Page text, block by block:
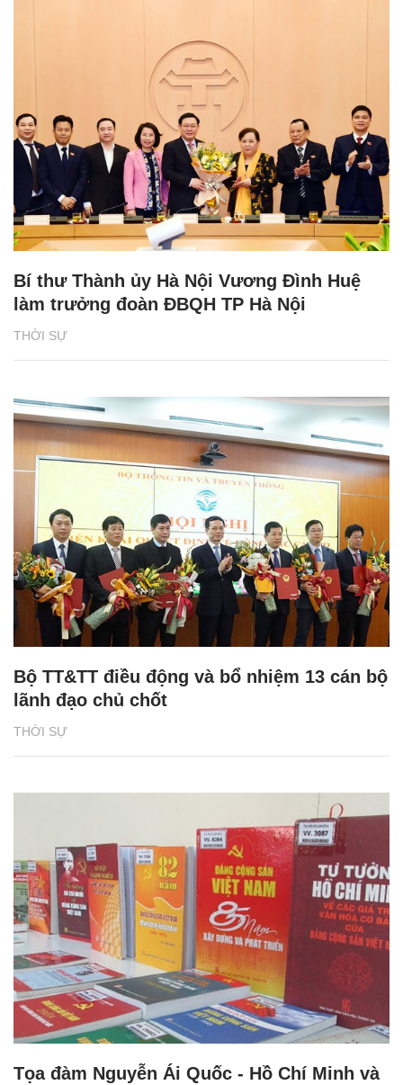
THỜI SỰ
Bí thư Thành ủy Hà Nội Vương Đình Huệ
làm trưởng đoàn ĐBQH TP Hà Nội
THỜI SỰ
Bộ TT&TT điều động và bổ nhiệm 13 cán bộ
lãnh đạo chủ chốt
Tọa đàm Nguyễn Ái Quốc - Hồ Chí Minh và